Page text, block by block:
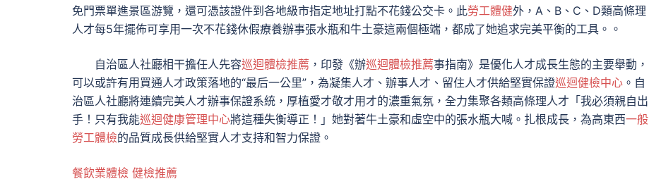
免門票單進景區游覽，還可憑該證件到各地級市指定地址打點不花錢公交卡。此勞工體健外，A、B、C、D類高條理
人才每5年擺佈可享用一次不花錢休假療養辦事張水瓶和牛土豪這兩個極端，都成了她追求完美平衡的工具。。
自治區人社廳相干擔任人先容巡迴體檢推薦 ，印發《辦巡迴體檢推薦事指南》是優化人才成長生態的主要舉動，
可以或許有用買通人才政策落地的“最后一公里”，為凝集人才、辦事人才、留住人才供給堅實保證巡迴健檢中心 。自
治區人社廳將連續完美人才辦事保證系統，厚植愛才敬才用才的濃重氣氛，全力集聚各類高條理人才「我必須親自出
手！只有我能巡迴健康管理中心將這種失衡導正！」她對著牛土豪和虛空中的張水瓶大喊。扎根成長，為高東西一般
勞工體檢的品質成長供給堅實人才支持和智力保證。
餐飲業體檢 健檢推薦